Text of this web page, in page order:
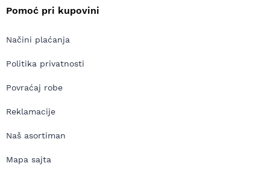
Pomoć pri kupovini
Načini plaćanja
Politika privatnosti
Povraćaj robe
Reklamacije
Naš asortiman
Mapa sajta